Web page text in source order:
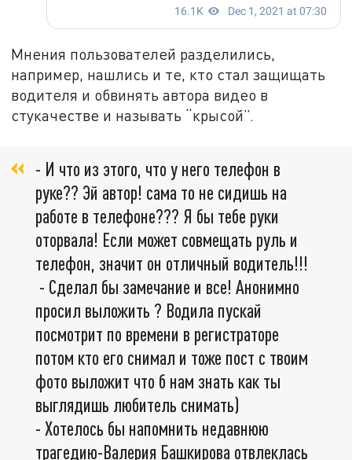
Мнения пользователей разделились,
например, нашлись и те, кто стал защищать
водителя и обвинять автора видео в
стукачестве и называть “крысой”.
- И что из этого, что у него телефон в
руке?? Эй автор! сама то не сидишь на
работе в телефоне??? Я бы тебе руки
оторвала! Если может совмещать руль и
телефон, значит он отличный водитель!!!
- Сделал бы замечание и все! Анонимно
просил выложить ? Водила пускай
посмотрит по времени в регистраторе
потом кто его снимал и тоже пост с твоим
фото выложит что б нам знать как ты
выглядишь любитель снимать)
- Хотелось бы напомнить недавнюю
трагедию-Валерия Башкирова отвлеклась